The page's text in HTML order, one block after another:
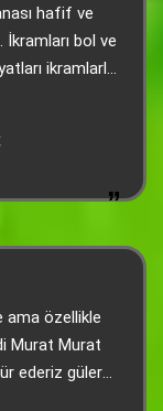
hafif ve
İkramları bol ve
ikramlarla
ama özellikle
Murat Murat
ederiz güler